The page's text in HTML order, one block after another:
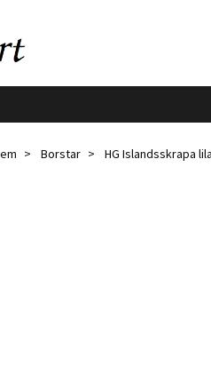
Borstar HG Islandsskrapa lila